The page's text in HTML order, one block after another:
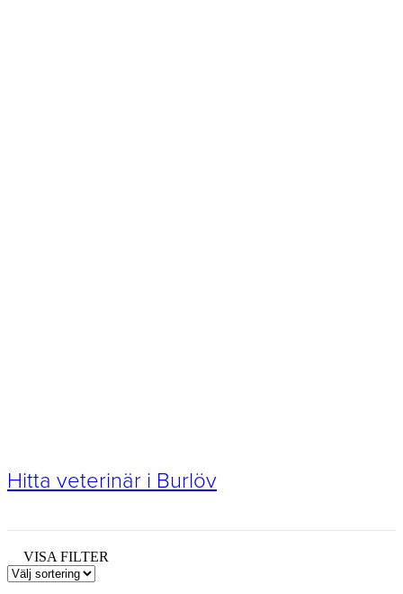
Hitta veterinär i Burlöv
VISA FILTER